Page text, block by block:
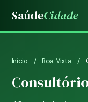
SaúdeCidade
Início / Boa Vista /